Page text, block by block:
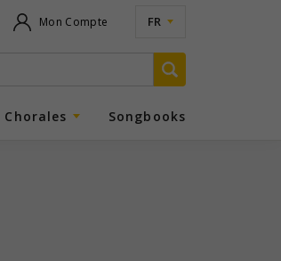
Mon Compte FR
Chorales Songbooks